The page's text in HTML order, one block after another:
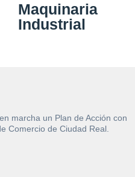
Maquinaria
Industrial
marcha un Plan de Acción con
Comercio de Ciudad Real.